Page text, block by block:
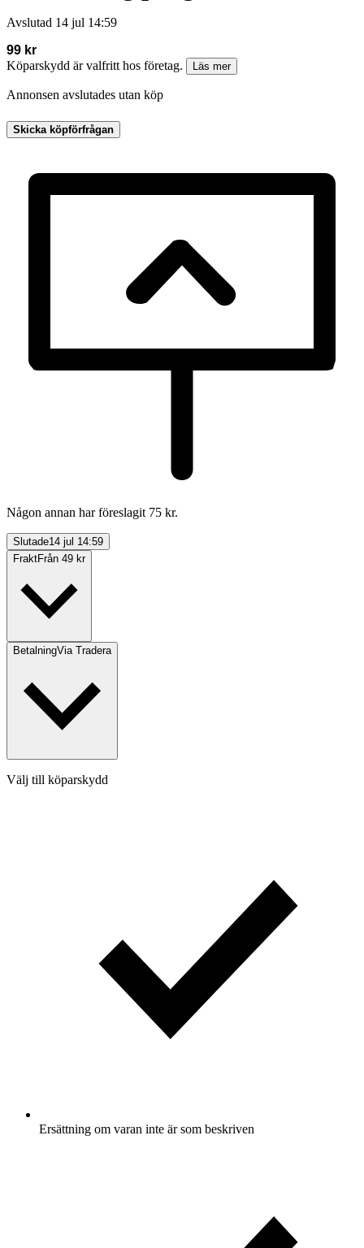
Avslutad 14 jul 14:59
99 kr
Köparskydd är valfritt hos företag.
Läs mer
Annonsen avslutades utan köp
Skicka köpförfrågan
Någon annan har föreslagit 75 kr.
Slutade14 jul 14:59
FraktFrån 49 kr
BetalningVia Tradera
Välj till köparskydd
Ersättning om varan inte är som beskriven